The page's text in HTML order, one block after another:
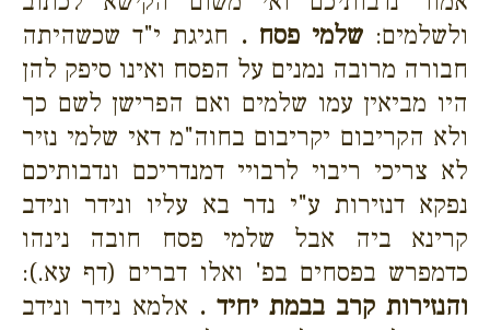
ולשלמים: שלמי פסח . חגיגת י"ד שכשהיתה
חבורה מרובה נמנים על הפסח ואינו סיפק להן
היו מביאין עמו שלמים ואם הפרישן לשם כך
ולא הקריבום יקריבום בחוה"מ דאי שלמי נזיר
לא צריכי ריבוי לרבויי דמנדריכם ונדבותיכם
נפקא דנזירות ע"י נדר בא עליו ונידר ונידב
קרינא ביה אבל שלמי פסח חובה נינהו
כדמפרש בפסחים בפ' ואלו דברים (דף עא.):
והנזירות קרב בבמת יחיד . אלמא נידר ונידב